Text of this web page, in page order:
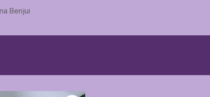
Benjui